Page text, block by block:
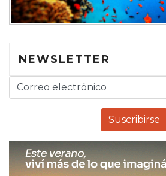
NEWSLETTER